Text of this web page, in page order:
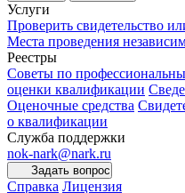
Услуги
Проверить свидетельство
Места проведения
Реестры
Советы по
оценки квалификации
Оценочные средства
о квалификации
Служба поддержки
nok-nark@nark.ru
Задать вопрос
Справка Лицензия